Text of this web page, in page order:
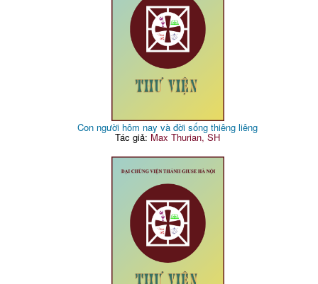
Con người hôm nay và đời sống thiêng liêng
Tác giả: Max Thurian, SH